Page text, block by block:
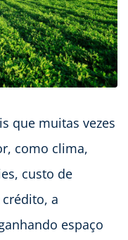
que muitas vezes
como clima,
custo de
a
espaço